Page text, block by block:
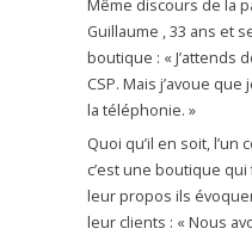
Même discours de la
Guillaume , 33 ans et
boutique : « J’attends
CSP. Mais j’avoue
la téléphonie. »
Quoi qu’il en soit, l’un
c’est une boutique
leur propos ils
leur clients : « Nous